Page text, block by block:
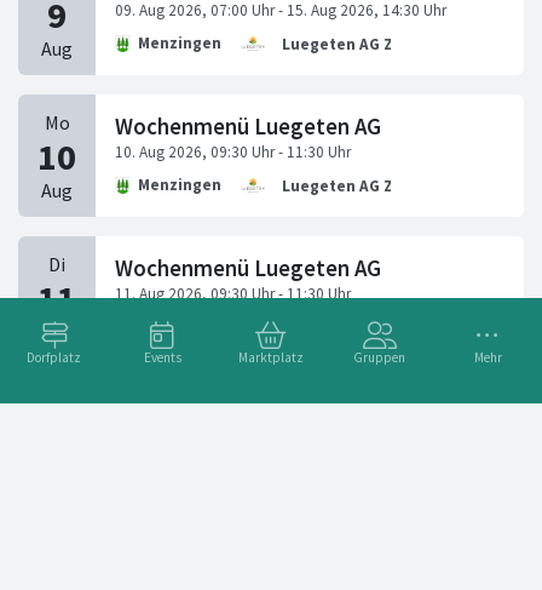
Dorfplatz Events Marktplatz Gruppen Mehr
Menzingen Luegeten AG Z.
Wochenmenü Luegeten AG
Menzingen Luegeten AG Z.
Wochenmenü Luegeten AG
Menzingen Luegeten AG Z.
Wochenmenü Luegeten AG